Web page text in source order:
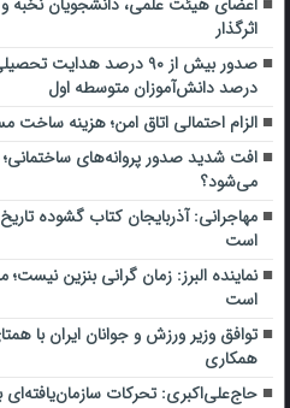
اثرگذار
درصد دانش‌آموزان متوسطه اول
الزام احتمالی اتاق امن؛ هزینه ساخت
افت شدید صدور پروانه‌های ساختمانی؛
می‌شود؟
مهاجرانی: آذربایجان کتاب گشوده
است
نماینده البرز: زمان گرانی بنزین
است
توافق وزیر ورزش و جوانان ایران با
همکاری
حاج‌علی‌اکبری: تحرکات